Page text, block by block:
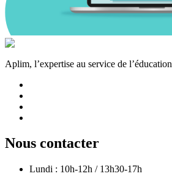
Aplim, l’expertise au service de l’éducation
Nous contacter
Lundi : 10h-12h / 13h30-17h